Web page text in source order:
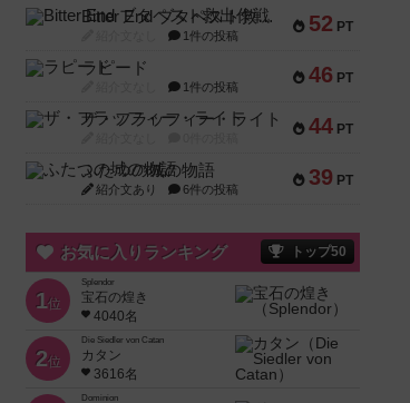
52 PT
Bitter End ブタペスト救出作戦
1件の投稿
46 PT
ラピード
1件の投稿
44 PT
ザ・フラッフィー・ライト
39 PT
ふたつの城の物語
紹介文あり 6件の投稿
お気に入りランキング トップ50
1位
Splendor
宝石の煌き
4040名
2位
Die Siedler von Catan
カタン
3616名
Dominion